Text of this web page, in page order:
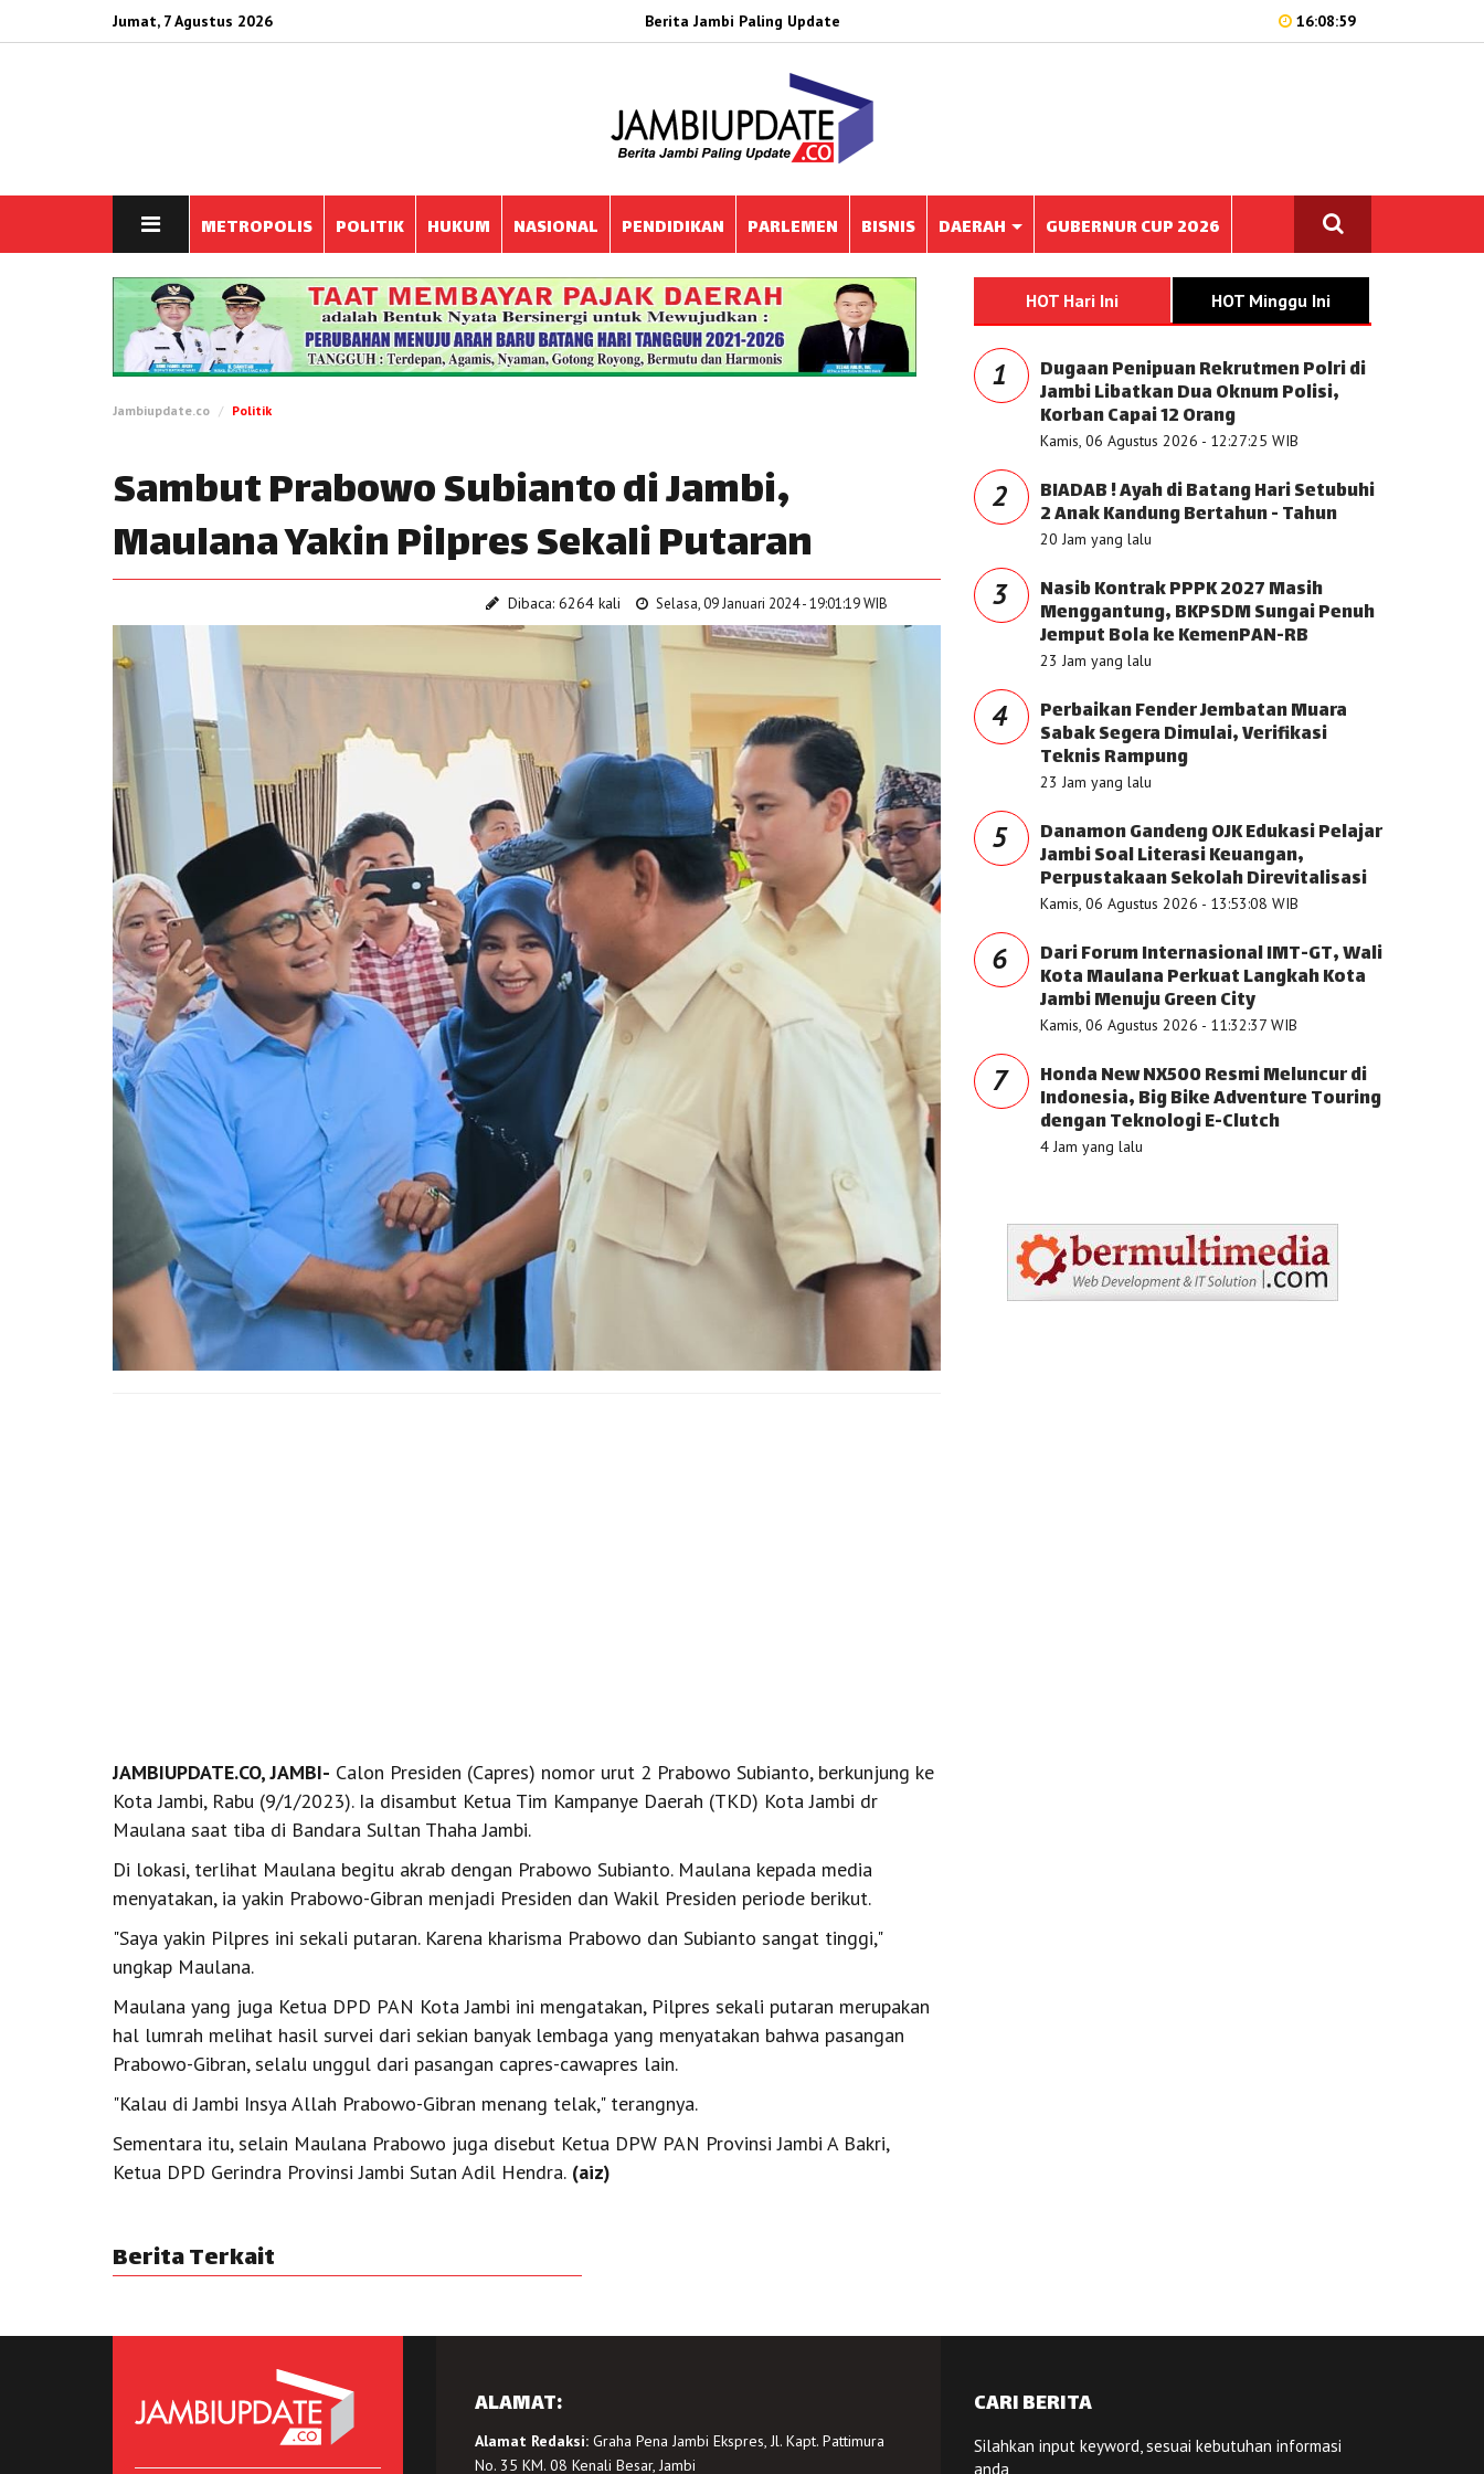
Jumat, 7 Agustus 2026 Berita Jambi Paling Update 16:08:59
METROPOLIS POLITIK HUKUM NASIONAL PENDIDIKAN PARLEMEN BISNIS DAERAH GUBERNUR CUP 2026
Jambiupdate.co Politik
Sambut Prabowo Subianto di Jambi,
Maulana Yakin Pilpres Sekali Putaran
Dibaca: 6264 kali Selasa, 09 Januari 2024 - 19:01:19 WIB
JAMBIUPDATE.CO, JAMBI- Calon Presiden (Capres) nomor urut 2 Prabowo Subianto, berkunjung ke
Kota Jambi, Rabu (9/1/2023). Ia disambut Ketua Tim Kampanye Daerah (TKD) Kota Jambi dr
Maulana saat tiba di Bandara Sultan Thaha Jambi.
Di lokasi, terlihat Maulana begitu akrab dengan Prabowo Subianto. Maulana kepada media
menyatakan, ia yakin Prabowo-Gibran menjadi Presiden dan Wakil Presiden periode berikut.
"Saya yakin Pilpres ini sekali putaran. Karena kharisma Prabowo dan Subianto sangat tinggi,"
ungkap Maulana.
Maulana yang juga Ketua DPD PAN Kota Jambi ini mengatakan, Pilpres sekali putaran merupakan
hal lumrah melihat hasil survei dari sekian banyak lembaga yang menyatakan bahwa pasangan
Prabowo-Gibran, selalu unggul dari pasangan capres-cawapres lain.
"Kalau di Jambi Insya Allah Prabowo-Gibran menang telak," terangnya.
Sementara itu, selain Maulana Prabowo juga disebut Ketua DPW PAN Provinsi Jambi A Bakri,
Ketua DPD Gerindra Provinsi Jambi Sutan Adil Hendra. (aiz)
Berita Terkait
HOT Hari Ini HOT Minggu Ini
1 Dugaan Penipuan Rekrutmen Polri di
Jambi Libatkan Dua Oknum Polisi,
Korban Capai 12 Orang
Kamis, 06 Agustus 2026 - 12:27:25 WIB
2 BIADAB ! Ayah di Batang Hari Setubuhi
2 Anak Kandung Bertahun - Tahun
20 Jam yang lalu
3 Nasib Kontrak PPPK 2027 Masih
Menggantung, BKPSDM Sungai Penuh
Jemput Bola ke KemenPAN-RB
23 Jam yang lalu
4 Perbaikan Fender Jembatan Muara
Sabak Segera Dimulai, Verifikasi
Teknis Rampung
23 Jam yang lalu
5 Danamon Gandeng OJK Edukasi Pelajar
Jambi Soal Literasi Keuangan,
Perpustakaan Sekolah Direvitalisasi
Kamis, 06 Agustus 2026 - 13:53:08 WIB
6 Dari Forum Internasional IMT-GT, Wali
Kota Maulana Perkuat Langkah Kota
Jambi Menuju Green City
Kamis, 06 Agustus 2026 - 11:32:37 WIB
7 Honda New NX500 Resmi Meluncur di
Indonesia, Big Bike Adventure Touring
dengan Teknologi E-Clutch
4 Jam yang lalu
ALAMAT:
Alamat Redaksi:Graha Pena Jambi Ekspres, Jl. Kapt. Pattimura
No. 35 KM. 08 Kenali Besar, Jambi
CARI BERITA
Silahkan input keyword, sesuai kebutuhan informasi
anda